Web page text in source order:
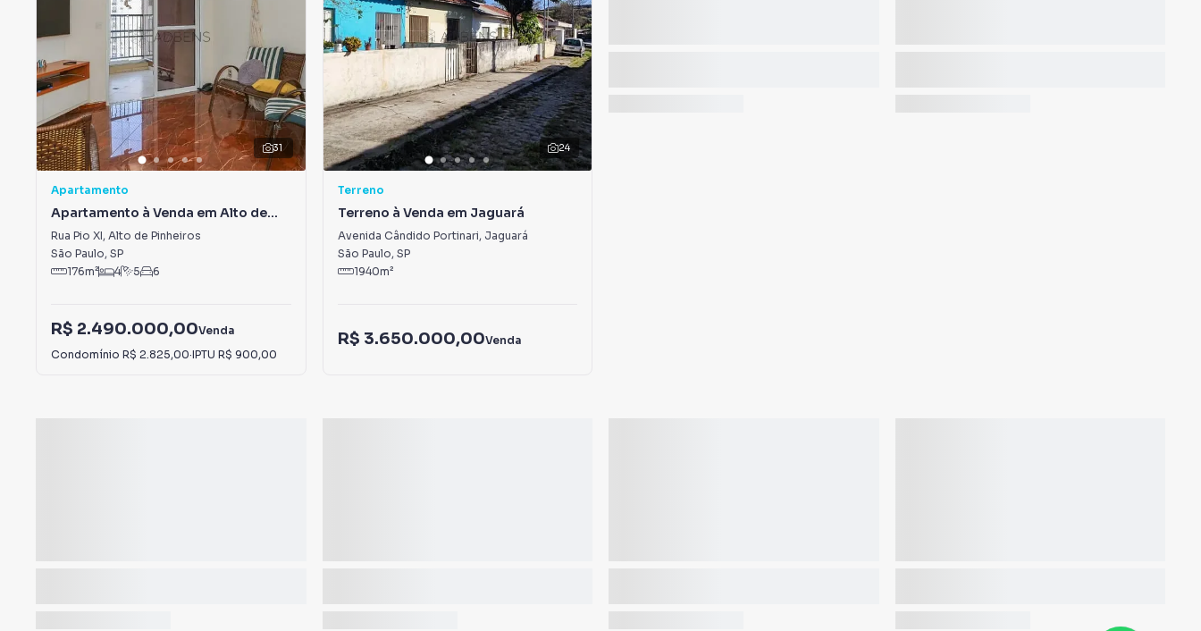
31
Apartamento
Apartamento à Venda em Alto de
Pinheiros
Rua Pio XI, Alto de Pinheiros
São Paulo, SP
176m² 4 5 6
R$ 2.490.000,00Venda
Condomínio R$ 2.825,00·IPTU R$ 900,00
24
Terreno
Terreno à Venda em Jaguará
Avenida Cândido Portinari, Jaguará
São Paulo, SP
1940m²
R$ 3.650.000,00Venda